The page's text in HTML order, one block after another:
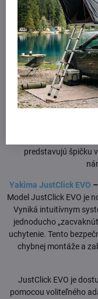
Skladom
5 €
Do košíka
Značka Yakima
transportných riešení
predstavujú špičku
Yakima JustClick EVO
Model JustClick EVO je
Vyniká intuitívnym
jednoducho
uchytenie. Tento
chybnej montáže a
JustClick EVO je
pomocou voliteľného